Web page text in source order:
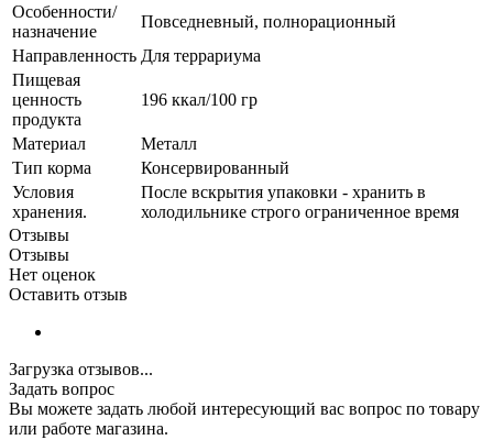
Особенности/
назначение
Повседневный, полнорационный
Направленность Для террариума
Пищевая
ценность
продукта
196 ккал/100 гр
Материал
Металл
Тип корма
Консервированный
Условия
хранения.
После вскрытия упаковки - хранить в
холодильнике строго ограниченное время
Отзывы
Отзывы
Нет оценок
Оставить отзыв
Загрузка отзывов...
Задать вопрос
Вы можете задать любой интересующий вас вопрос по товару
или работе магазина.